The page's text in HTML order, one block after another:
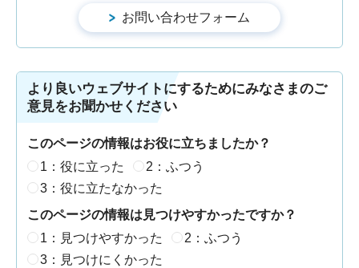
より良いウェブサイトにするためにみなさまのご
意見をお聞かせください
このページの情報はお役に立ちましたか？
1：役に立った
2：ふつう
3：役に立たなかった
このページの情報は見つけやすかったですか？
1：見つけやすかった
2：ふつう
3：見つけにくかった